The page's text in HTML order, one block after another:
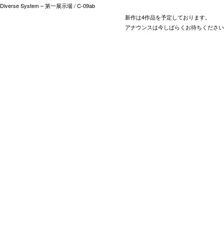
Diverse System – 第一展示場 / C-09ab
新作は4作品を予定しております。
アナウンスは今しばらくお待ちくださ